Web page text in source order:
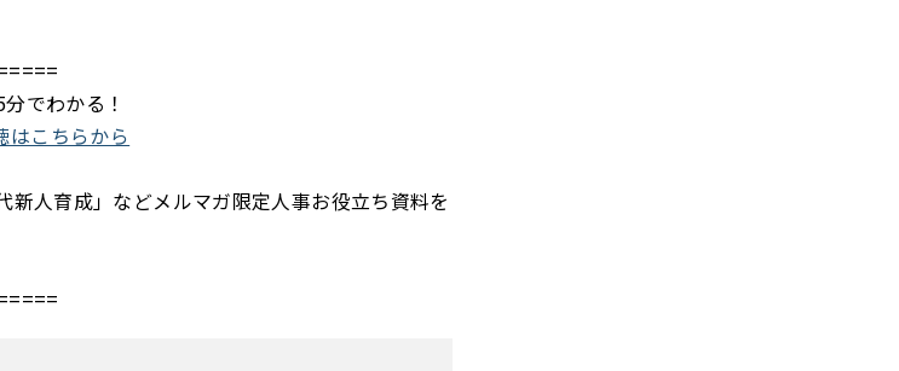
でわかる！
はこちらから
人育成」などメルマガ限定人事お役立ち資料を